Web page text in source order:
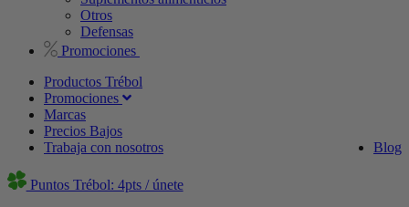
Otros
Defensas
Promociones
Productos Trébol
Promociones
Marcas
Precios Bajos
Blog
Trabaja con nosotros
Puntos Trébol: 4pts / únete